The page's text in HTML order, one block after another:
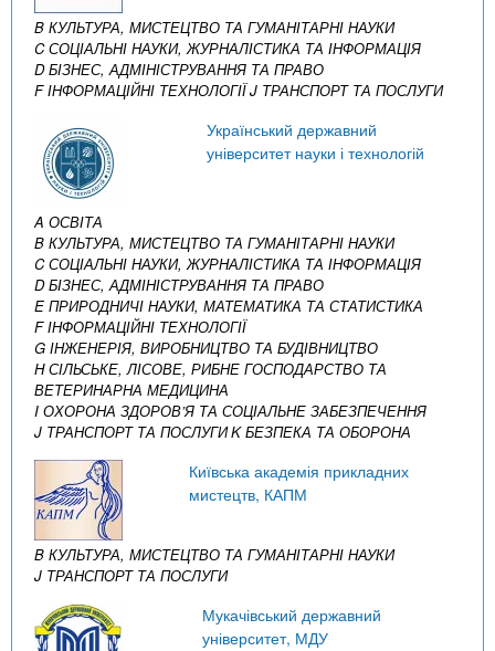
B КУЛЬТУРА, МИСТЕЦТВО ТА ГУМАНІТАРНІ НАУКИ
C СОЦІАЛЬНІ НАУКИ, ЖУРНАЛІСТИКА ТА ІНФОРМАЦІЯ
D БІЗНЕС, АДМІНІСТРУВАННЯ ТА ПРАВО
F ІНФОРМАЦІЙНІ ТЕХНОЛОГІЇJ ТРАНСПОРТ ТА ПОСЛУГИ
Український державний
університет науки і технологій
A ОСВІТА
B КУЛЬТУРА, МИСТЕЦТВО ТА ГУМАНІТАРНІ НАУКИ
C СОЦІАЛЬНІ НАУКИ, ЖУРНАЛІСТИКА ТА ІНФОРМАЦІЯ
D БІЗНЕС, АДМІНІСТРУВАННЯ ТА ПРАВО
E ПРИРОДНИЧІ НАУКИ, МАТЕМАТИКА ТА СТАТИСТИКА
F ІНФОРМАЦІЙНІ ТЕХНОЛОГІЇ
G ІНЖЕНЕРІЯ, ВИРОБНИЦТВО ТА БУДІВНИЦТВО
H СІЛЬСЬКЕ, ЛІСОВЕ, РИБНЕ ГОСПОДАРСТВО ТА
ВЕТЕРИНАРНА МЕДИЦИНА
I ОХОРОНА ЗДОРОВ’Я ТА СОЦІАЛЬНЕ ЗАБЕЗПЕЧЕННЯ
J ТРАНСПОРТ ТА ПОСЛУГИK БЕЗПЕКА ТА ОБОРОНА
Київська академія прикладних
мистецтв, КАПМ
B КУЛЬТУРА, МИСТЕЦТВО ТА ГУМАНІТАРНІ НАУКИ
J ТРАНСПОРТ ТА ПОСЛУГИ
Мукачівський державний
університет, МДУ